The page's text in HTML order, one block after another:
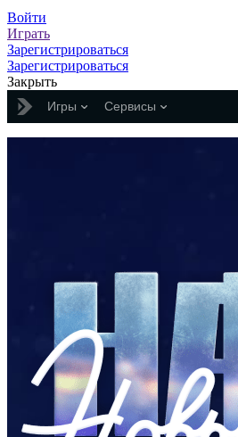
Войти
Играть
Зарегистрироваться
Зарегистрироваться
Закрыть
Игры Сервисы